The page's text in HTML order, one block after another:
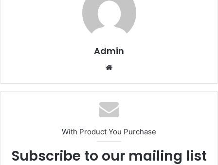
Admin
te
With Product You Purchase
Subscribe to our mailing list